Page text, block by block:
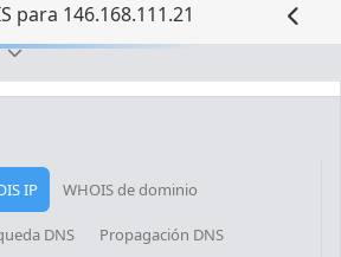
para 146.168.111.21
IP WHOIS de dominio
DNS Propagación DNS